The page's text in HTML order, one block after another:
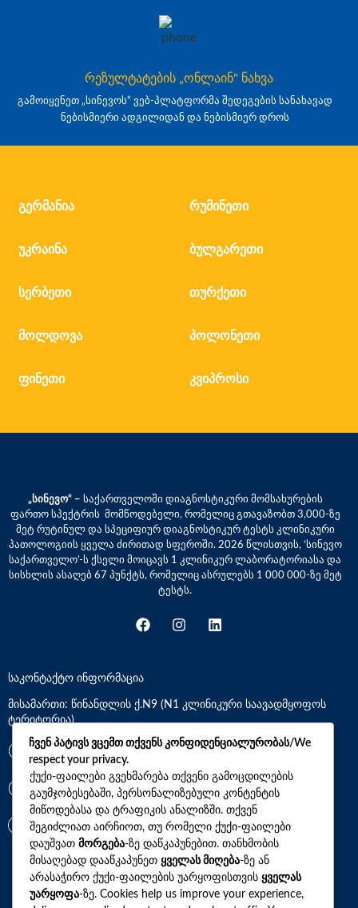
რეზულტატების „ონლაინ" ნახვა
გამოიყენეთ „სინევოს“ ვებ-პლატფორმა შედეგების სანახავად
ნებისმიერი ადგილიდან და ნებისმიერ დროს
გერმანია რუმინეთი
უკრაინა ბულგარეთი
სერბეთი თურქეთი
მოლდოვა პოლონეთი
ფინეთი კვიპროსი
„სინევო“ – საქართველოში დიაგნოსტიკური მომსახურების
ფართო სპექტრის მომწოდებელი, რომელიც გთავაზობთ 3,000-ზე
მეტ რუტინულ და სპეციფიურ დიაგნოსტიკურ ტესტს კლინიკური
პათოლოგიის ყველა ძირითად სფეროში. 2026 წლისთვის, ‘სინევო
საქართველო’-ს ქსელი მოიცავს 1 კლინიკურ ლაბორატორიასა და
სისხლის ასაღებ 67 პუნქტს, რომელიც ასრულებს 1 000 000-ზე მეტ
ტესტს.
საკონტაქტო ინფორმაცია
მისამართი: წინანდლის ქ.N9 (N1 კლინიკური საავადმყოფოს
ტერიტორია)
*7770
+(995)32 2 800 111
info@synevo.ge
2021 – 2026 © სინევო. ყველა უფლება დაცულია
ჩვენ პატივს ვცემთ თქვენს კონფიდენციალურობას/We
respect your privacy.
ქუქი-ფაილები გვეხმარება თქვენი გამოცდილების
გაუმჯობესებაში, პერსონალიზებული კონტენტის
მიწოდებასა და ტრაფიკის ანალიზში. თქვენ
შეგიძლიათ აირჩიოთ, თუ რომელი ქუქი-ფაილები
დაუშვათ მორგება-ზე დაწკაპუნებით. თანხმობის
მისაღებად დააწკაპუნეთ ყველას მიღება-ზე ან
არასაჭირო ქუქი-ფაილების უარყოფისთვის ყველას
უარყოფა-ზე. Cookies help us improve your experience,